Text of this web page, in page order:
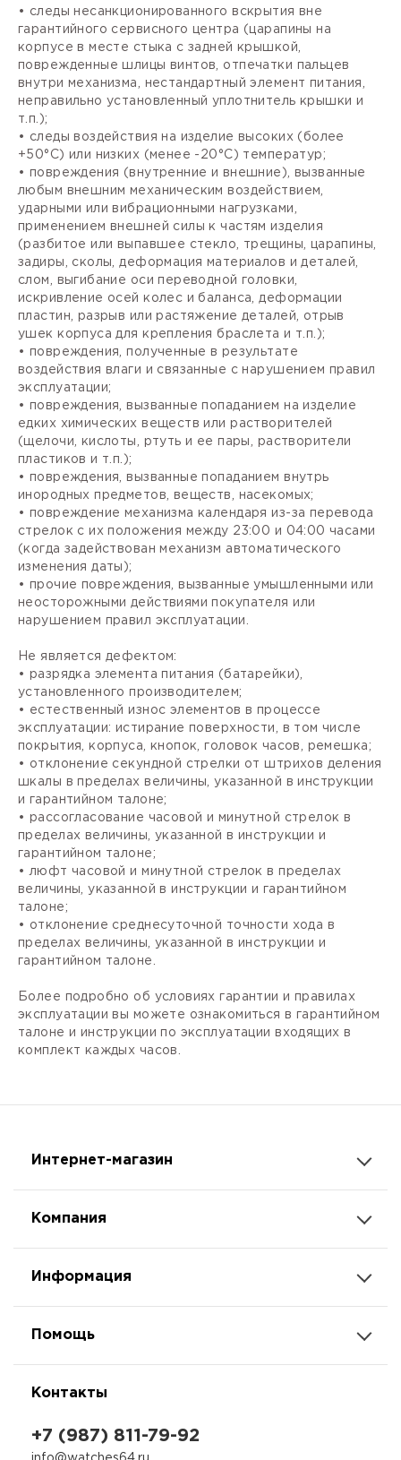
• следы несанкционированного вскрытия вне
гарантийного сервисного центра (царапины на
корпусе в месте стыка с задней крышкой,
поврежденные шлицы винтов, отпечатки пальцев
внутри механизма, нестандартный элемент питания,
неправильно установленный уплотнитель крышки и
т.п.);
• следы воздействия на изделие высоких (более
+50°С) или низких (менее -20°С) температур;
• повреждения (внутренние и внешние), вызванные
любым внешним механическим воздействием,
ударными или вибрационными нагрузками,
применением внешней силы к частям изделия
(разбитое или выпавшее стекло, трещины, царапины,
задиры, сколы, деформация материалов и деталей,
слом, выгибание оси переводной головки,
искривление осей колес и баланса, деформации
пластин, разрыв или растяжение деталей, отрыв
ушек корпуса для крепления браслета и т.п.);
• повреждения, полученные в результате
воздействия влаги и связанные с нарушением правил
эксплуатации;
• повреждения, вызванные попаданием на изделие
едких химических веществ или растворителей
(щелочи, кислоты, ртуть и ее пары, растворители
пластиков и т.п.);
• повреждения, вызванные попаданием внутрь
инородных предметов, веществ, насекомых;
• повреждение механизма календаря из-за перевода
стрелок с их положения между 23:00 и 04:00 часами
(когда задействован механизм автоматического
изменения даты);
• прочие повреждения, вызванные умышленными или
неосторожными действиями покупателя или
нарушением правил эксплуатации.
Не является дефектом:
• разрядка элемента питания (батарейки),
установленного производителем;
• естественный износ элементов в процессе
эксплуатации: истирание поверхности, в том числе
покрытия, корпуса, кнопок, головок часов, ремешка;
• отклонение секундной стрелки от штрихов деления
шкалы в пределах величины, указанной в инструкции
и гарантийном талоне;
• рассогласование часовой и минутной стрелок в
пределах величины, указанной в инструкции и
гарантийном талоне;
• люфт часовой и минутной стрелок в пределах
величины, указанной в инструкции и гарантийном
талоне;
• отклонение среднесуточной точности хода в
пределах величины, указанной в инструкции и
гарантийном талоне.
Более подробно об условиях гарантии и правилах
эксплуатации вы можете ознакомиться в гарантийном
талоне и инструкции по эксплуатации входящих в
комплект каждых часов.
Интернет-магазин
Компания
Информация
Помощь
Контакты
+7 (987) 811-79-92